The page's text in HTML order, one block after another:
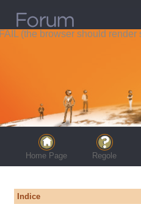
FAIL (the browser should
Home Page Regole
Indice